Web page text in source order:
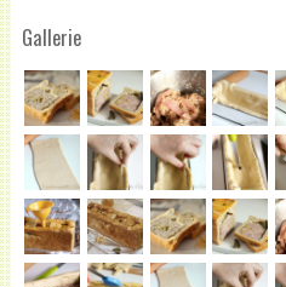
Gallerie